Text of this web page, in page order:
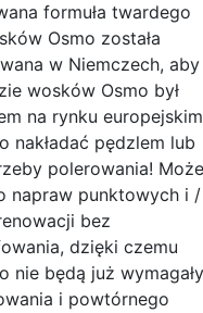
formuła twardego
Osmo została
w Niemczech, aby
wosków Osmo był
na rynku
nakładać pędzlem lub
polerowania! Może
napraw punktowych i /
bez
dzięki czemu
nie będą już wymagały
i powtórnego